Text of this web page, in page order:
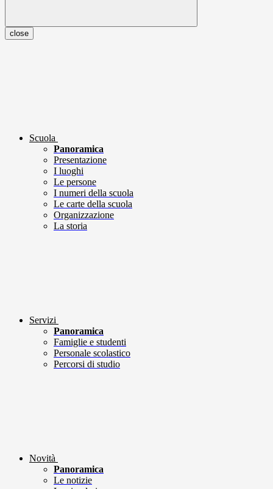
close
Scuola
Panoramica
Presentazione
I luoghi
Le persone
I numeri della scuola
Le carte della scuola
Organizzazione
La storia
Servizi
Panoramica
Famiglie e studenti
Personale scolastico
Percorsi di studio
Novità
Panoramica
Le notizie